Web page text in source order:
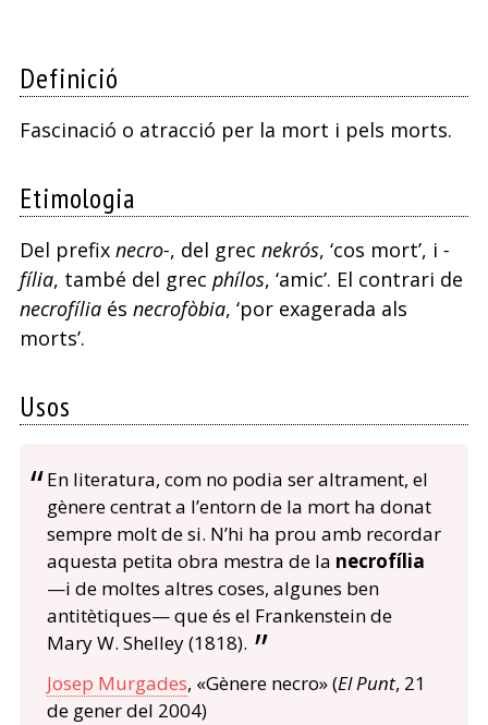
Definició
Fascinació o atracció per la mort i pels morts.
Etimologia
Del prefix necro-, del grec nekrós, ‘cos mort’, i -
fília, també del grec phílos, ‘amic’. El contrari de
necrofíliaés necrofòbia, ‘por exagerada als
morts’.
Usos
En literatura, com no podia ser altrament, el
gènere centrat a l’entorn de la mort ha donat
sempre molt de si. N’hi ha prou amb recordar
aquesta petita obra mestra de la necrofília
—i de moltes altres coses, algunes ben
antitètiques— que és el Frankenstein de
Mary W. Shelley (1818).
Josep Murgades, «Gènere necro» (El Punt, 21
de gener del 2004)